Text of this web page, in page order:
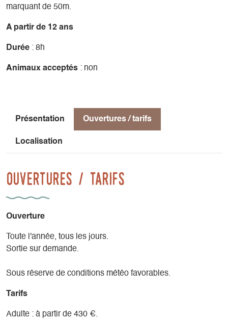
marquant de 50m.
A partir de 12 ans
Durée : 8h
Animaux acceptés : non
Présentation Ouvertures / tarifs
Localisation
Ouvertures / tarifs
Ouverture
Toute l'année, tous les jours.
Sortie sur demande.
Sous réserve de conditions météo favorables.
Tarifs
Adulte : à partir de 430 €.